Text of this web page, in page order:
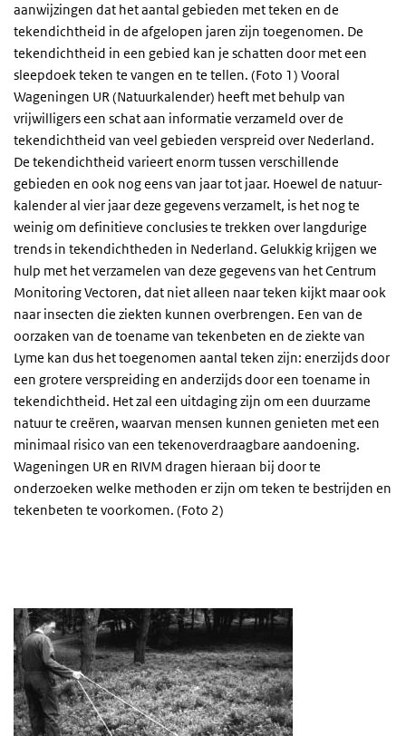
aanwijzingen dat het aantal gebieden met teken en de
tekendichtheid in de afgelopen jaren zijn toegenomen. De
tekendichtheid in een gebied kan je schatten door met een
sleepdoek teken te vangen en te tellen. (Foto 1) Vooral
Wageningen UR (Natuurkalender) heeft met behulp van
vrijwilligers een schat aan informatie verzameld over de
tekendichtheid van veel gebieden verspreid over Nederland.
De tekendichtheid varieert enorm tussen verschillende
gebieden en ook nog eens van jaar tot jaar. Hoewel de natuur-
kalender al vier jaar deze gegevens verzamelt, is het nog te
weinig om definitieve conclusies te trekken over langdurige
trends in tekendichtheden in Nederland. Gelukkig krijgen we
hulp met het verzamelen van deze gegevens van het Centrum
Monitoring Vectoren, dat niet alleen naar teken kijkt maar ook
naar insecten die ziekten kunnen overbrengen. Een van de
oorzaken van de toename van tekenbeten en de ziekte van
Lyme kan dus het toegenomen aantal teken zijn: enerzijds door
een grotere verspreiding en anderzijds door een toename in
tekendichtheid. Het zal een uitdaging zijn om een duurzame
natuur te creëren, waarvan mensen kunnen genieten met een
minimaal risico van een tekenoverdraagbare aandoening.
Wageningen UR en RIVM dragen hieraan bij door te
onderzoeken welke methoden er zijn om teken te bestrijden en
tekenbeten te voorkomen. (Foto 2)